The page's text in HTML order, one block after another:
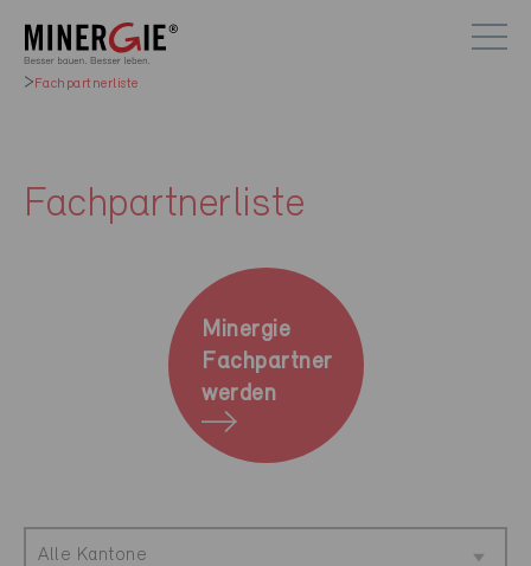
Fachpartnerliste
Fachpartnerliste
Minergie
Fachpartner
werden
Alle Kantone